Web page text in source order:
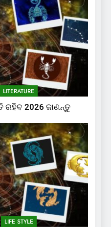
LITERATURE
ରହିବ 2026 ଜାଣନ୍ତୁ
LIFE STYLE